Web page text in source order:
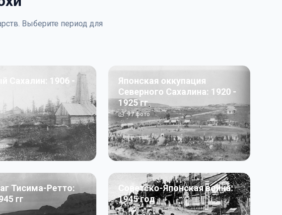
Выберите период для
Сахалин: 1906 -
Японская оккупация
Северного Сахалина: 1920 -
1925 гг
97фото
Тисима-Ретто:
гг
Советско-Японская война:
1945 год
50фото